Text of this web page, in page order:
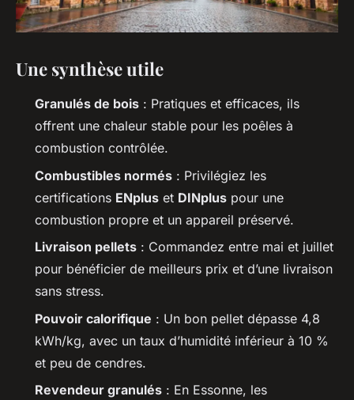
Une synthèse utile
Granulés de bois : Pratiques et efficaces, ils
offrent une chaleur stable pour les poêles à
combustion contrôlée.
Combustibles normés : Privilégiez les
certifications ENplus et DINplus pour une
combustion propre et un appareil préservé.
Livraison pellets : Commandez entre mai et juillet
pour bénéficier de meilleurs prix et d’une livraison
sans stress.
Pouvoir calorifique : Un bon pellet dépasse 4,8
kWh/kg, avec un taux d’humidité inférieur à 10 %
et peu de cendres.
Revendeur granulés : En Essonne, les